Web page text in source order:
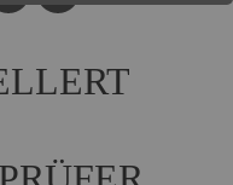
des Besuchers
des Besuchers